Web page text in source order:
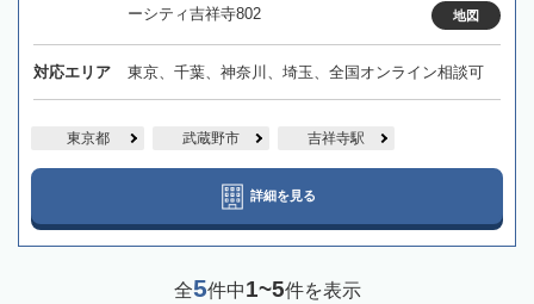
ーシティ吉祥寺802
地図
対応エリア 東京、千葉、神奈川、埼玉、全国オンライン相談可
東京都 武蔵野市 吉祥寺駅
詳細を見る
全5件中1~5件を表示